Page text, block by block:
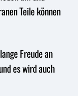
Teile können
Freude an
es wird auch